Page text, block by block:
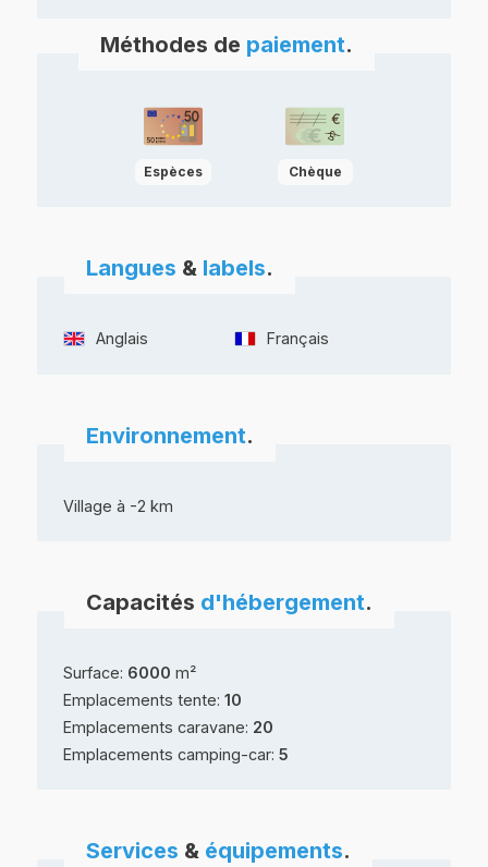
Méthodes de paiement.
Espèces Chèque
Langues & labels.
Anglais Français
Environnement.
Village à -2 km
Capacités d'hébergement.
Surface: 6000 m²
Emplacements tente:10
Emplacements caravane: 20
Emplacements camping-car:5
Services & équipements.